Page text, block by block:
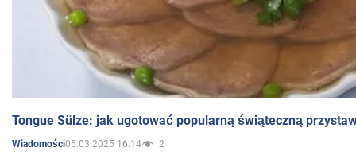
Tongue Sülze: jak ugotować popularną świąteczną
Wiadomości05.03.2025 16:14 2